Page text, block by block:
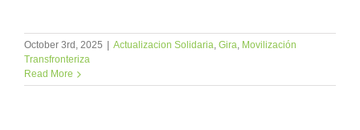
October 3rd, 2025 Actualizacion Solidaria, Gira, Movilización
Transfronteriza
Read More